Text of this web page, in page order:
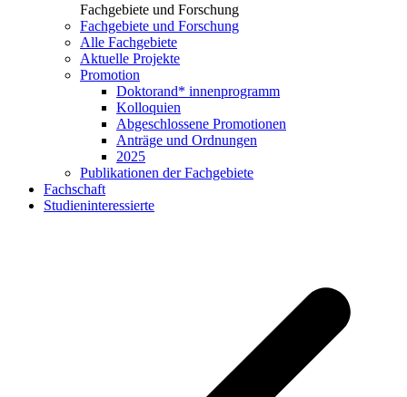
Fachgebiete und Forschung
Fachgebiete und Forschung
Alle Fachgebiete
Aktuelle Projekte
Promotion
Doktorand* innenprogramm
Kolloquien
Abgeschlossene Promotionen
Anträge und Ordnungen
2025
Publikationen der Fachgebiete
Fachschaft
Studieninteressierte